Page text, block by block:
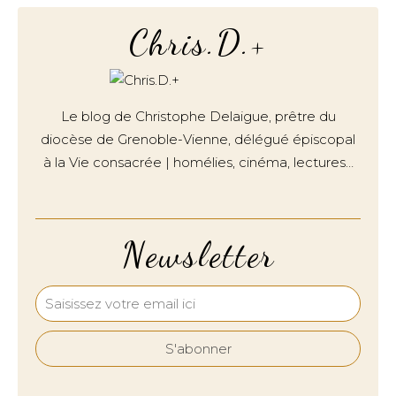
Newsletter
Chris.D.+
Le blog de Christophe Delaigue, prêtre du
diocèse de Grenoble-Vienne, délégué épiscopal
à la Vie consacrée | homélies, cinéma, lectures…